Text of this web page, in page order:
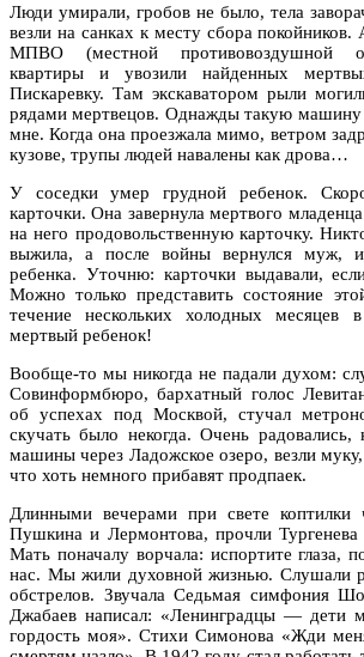
Люди умирали, гробов не было, тела
везли на санках к месту сбора
МПВО (местной противовоздушной
квартиры и увозили найденных
Пискаревку. Там экскаватором рыли
рядами мертвецов. Однажды такую машину
мне. Когда она проезжала мимо, ветром
кузове, трупы людей навалены как дрова…
У соседки умер грудной ребенок.
карточки. Она завернула мертвого
на него продовольственную карточку.
выжила, а после войны вернулся муж,
ребенка. Уточню: карточки выдавали,
Можно только представить состояние
течение нескольких холодных месяцев
мертвый ребенок!
Вообще-то мы никогда не падали духом:
Совинформбюро, бархатный голос
об успехах под Москвой, стучал
скучать было некогда. Очень радовались,
машины через Ладожское озеро, везли муку,
что хоть немного прибавят продпаек.
Длинными вечерами при свете коптилки
Пушкина и Лермонтова, прочли Тургенева
Мать поначалу ворчала: испортите глаза,
нас. Мы жили духовной жизнью. Слушали
обстрелов. Звучала Седьмая симфония
Джабаев написал: «Ленинградцы — дети
гордость моя». Стихи Симонова «Жди